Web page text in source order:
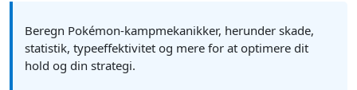
Beregn Pokémon-kampmekanikker, herunder skade,
statistik, typeeffektivitet og mere for at optimere dit
hold og din strategi.